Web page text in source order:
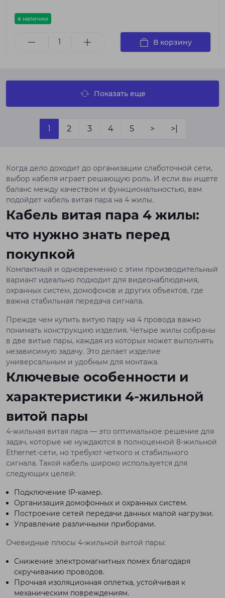
в наличии
В корзину
Показать еще
1 2 3 4 5 > >|
Когда дело доходит до организации слаботочной сети,
выбор кабеля играет решающую роль. И если вы ищете
баланс между качеством и функциональностью, вам
подойдет кабель витая пара на 4 жилы.
Кабель витая пара 4 жилы:
что нужно знать перед
покупкой
Компактный и одновременно с этим производительный
вариант идеально подходит для видеонаблюдения,
охранных систем, домофонов и других объектов, где
важна стабильная передача сигнала.
Прежде чем купить витую пару на 4 провода важно
понимать конструкцию изделия. Четыре жилы собраны
в две витые пары, каждая из которых может выполнять
независимую задачу. Это делает изделие
универсальным и удобным для монтажа.
Ключевые особенности и
характеристики 4-жильной
витой пары
4-жильная витая пара — это оптимальное решение для
задач, которые не нуждаются в полноценной 8-жильной
Ethernet-сети, но требуют четкого и стабильного
сигнала. Такой кабель широко используется для
следующих целей:
Подключение IP-камер.
Организация домофонных и охранных систем.
Построение сетей передачи данных малой нагрузки.
Управление различными приборами.
Очевидные плюсы 4-жильной витой пары:
Снижение электромагнитных помех благодаря
скручиванию проводов.
Прочная изоляционная оплетка, устойчивая к
механическим повреждениям.